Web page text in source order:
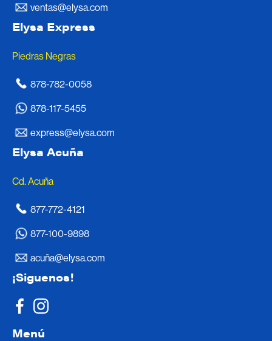
ventas@elysa.com
Elysa Express
Piedras Negras
878-782-0058
878-117-5455
express@elysa.com
Elysa Acuña
Cd. Acuña
877-772-4121
877-100-9898
acuña@elysa.com
¡Siguenos!
Menú